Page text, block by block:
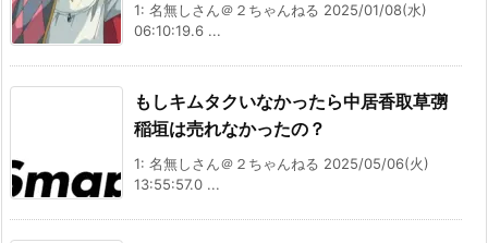
1: 名無しさん＠２ちゃんねる 2025/01/08(水)
06:10:19.6 ...
もしキムタクいなかったら中居香取草彅
稲垣は売れなかったの？
1: 名無しさん＠２ちゃんねる 2025/05/06(火)
13:55:57.0 ...